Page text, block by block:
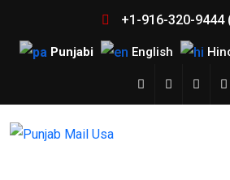
+1-916-320-9444
Punjabi English